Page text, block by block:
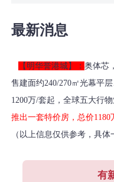
最新消息
【明华誉港城】：奥体芯
售建面约240/270㎡光幕平
1200万/套起，全球五大行
推出一套特价房，总价
（以上信息仅供参考，具体
有